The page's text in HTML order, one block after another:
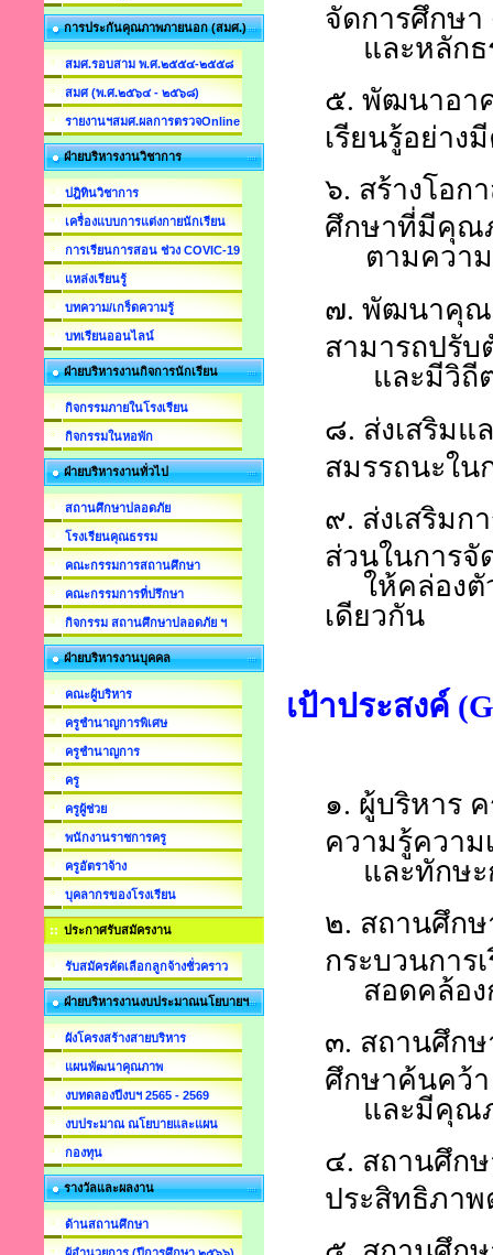
การประกันคุณภาพภายนอก (สมศ.)
สมศ.รอบสาม พ.ศ.๒๕๕๔-๒๕๕๘
สมศ (พ.ศ.๒๕๖๔ - ๒๕๖๘)
รายงานฯสมศ.ผลการตรวจOnline
ฝ่ายบริหารงานวิชาการ
ปฎิทินวิชาการ
เครื่องแบบการแต่งกายนักเรียน
การเรียนการสอน ช่วง COVIC-19
แหล่งเรียนรู้
บทความ/เกร็ดความรู้
บทเรียนออนไลน์
ฝ่ายบริหารงานกิจการนักเรียน
กิจกรรมภายในโรงเรียน
กิจกรรมในหอพัก
ฝ่ายบริหารงานทั่วไป
สถานศึกษาปลอดภัย
โรงเรียนคุณธรรม
คณะกรรมการสถานศึกษา
คณะกรรมการที่ปรึกษา
กิจกรรม สถานศึกษาปลอดภัย ฯ
ฝ่ายบริหารงานบุคคล
คณะผู้บริหาร
ครูชำนาญการพิเศษ
ครูชำนาญการ
ครู
ครูผู้ช่วย
พนักงานราชการครู
ครูอัตราจ้าง
บุคลากรของโรงเรียน
ประกาศรับสมัครงาน
รับสมัครคัดเลือกลูกจ้างชั่วคราว
ฝ่ายบริหารงานงบประมาณนโยบายฯ
ผังโครงสร้างสายบริหาร
แผนพัฒนาคุณภาพ
งบทดลองปีงบฯ 2565 - 2569
งบประมาณ ณโยบายและแผน
กองทุน
รางวัลและผลงาน
ด้านสถานศึกษา
จัดการศึกษ
และหลักธ
๕. พัฒนาอา
เรียนรู้อย่า
๖. สร้างโอก
ศึกษาที่มีคุณ
ตามควา
๗. พัฒนาคุณ
สามารถปรับ
และมีวิถี
๘. ส่งเสริม
สมรรถนะใ
๙. ส่งเสริม
ส่วนในการ
ให้คล่องตั
เดียวกัน
เป้าประสงค์
๑. ผู้บริหาร
ความรู้ความ
และทักษะ
๒. สถานศึก
กระบวนการ
สอดคล้อง
๓. สถานศึก
ศึกษาค้นคว้า
และมีคุณ
๔. สถานศึก
ประสิทธิภา